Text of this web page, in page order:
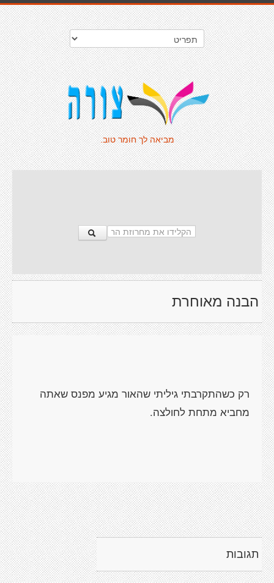
מביאה לך חומר טוב.
הבנה מאוחרת
רק כשהתקרבתי גיליתי שהאור מגיע מפנס שאתה
מחביא מתחת לחולצה.
תגובות